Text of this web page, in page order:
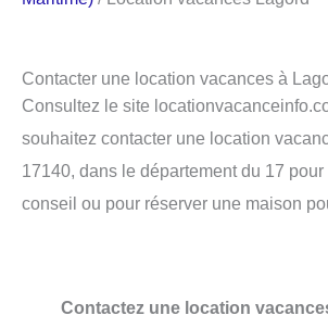
Contacter une location vacances à
Consultez le site
souhaitez contacter une location
17140, dans le département du 17
conseil ou pour réserver une maison
Contactez une location